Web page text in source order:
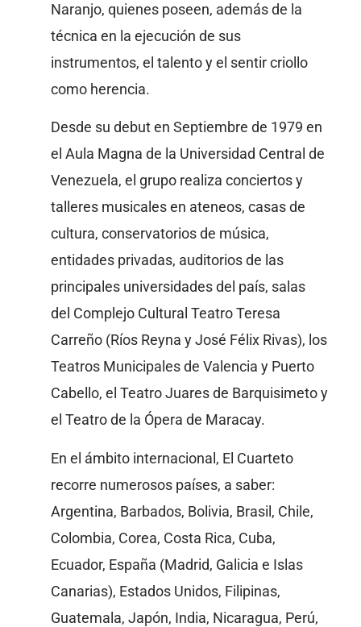
Naranjo, quienes poseen, además de la
técnica en la ejecución de sus
instrumentos, el talento y el sentir criollo
como herencia.
Desde su debut en Septiembre de 1979 en
el Aula Magna de la Universidad Central de
Venezuela, el grupo realiza conciertos y
talleres musicales en ateneos, casas de
cultura, conservatorios de música,
entidades privadas, auditorios de las
principales universidades del país, salas
del Complejo Cultural Teatro Teresa
Carreño (Ríos Reyna y José Félix Rivas), los
Teatros Municipales de Valencia y Puerto
Cabello, el Teatro Juares de Barquisimeto y
el Teatro de la Ópera de Maracay.
En el ámbito internacional, El Cuarteto
recorre numerosos países, a saber:
Argentina, Barbados, Bolivia, Brasil, Chile,
Colombia, Corea, Costa Rica, Cuba,
Ecuador, España (Madrid, Galicia e Islas
Canarias), Estados Unidos, Filipinas,
Guatemala, Japón, India, Nicaragua, Perú,